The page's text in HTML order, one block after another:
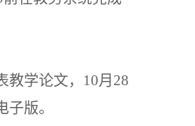
学论文， 10月 28
版。